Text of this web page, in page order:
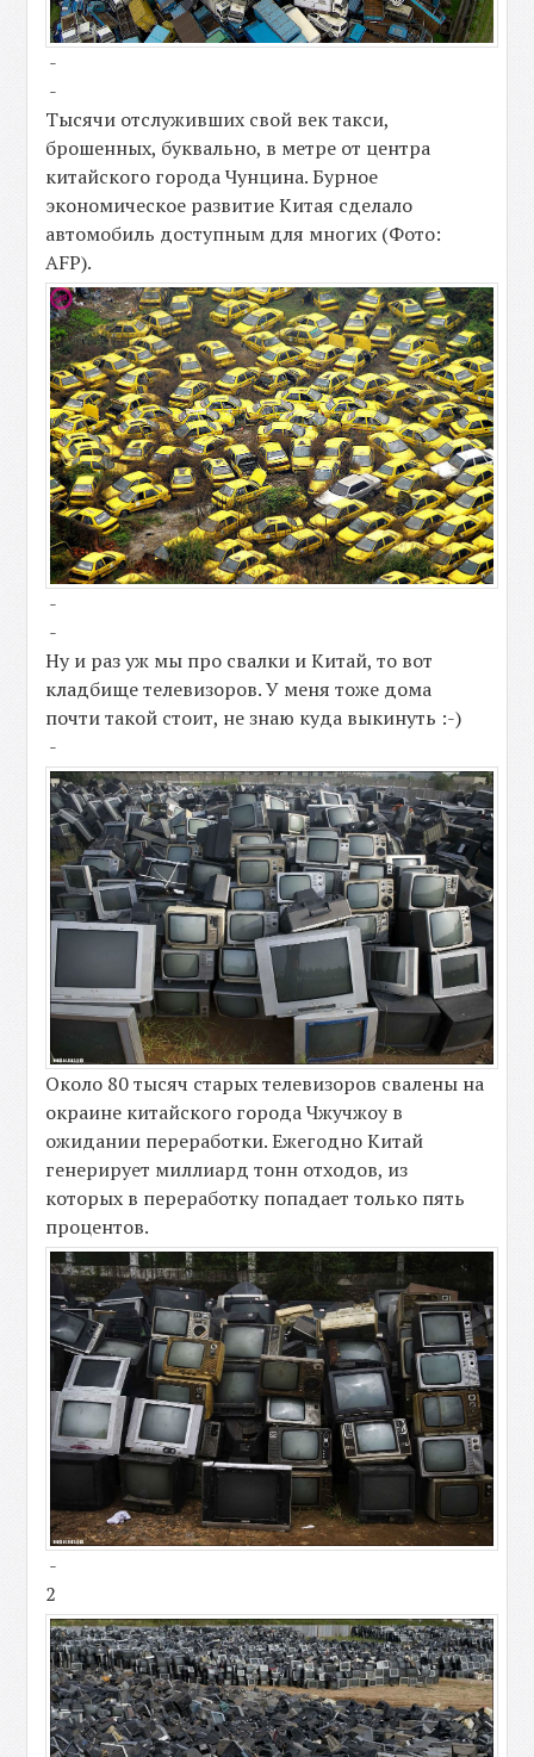
-
-
Тысячи отслуживших свой век такси,
брошенных, буквально, в метре от центра
китайского города Чунцина. Бурное
экономическое развитие Китая сделало
автомобиль доступным для многих (Фото:
AFP).
-
-
Ну и раз уж мы про свалки и Китай, то вот
кладбище телевизоров. У меня тоже дома
почти такой стоит, не знаю куда выкинуть :-)
-
Около 80 тысяч старых телевизоров свалены на
окраине китайского города Чжучжоу в
ожидании переработки. Ежегодно Китай
генерирует миллиард тонн отходов, из
которых в переработку попадает только пять
процентов.
-
2